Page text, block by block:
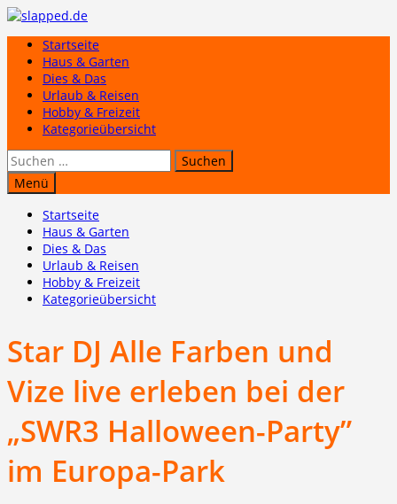
Zum
springenStartseite
Haus & Garten
Dies & Das
Urlaub & Reisen
Hobby & Freizeit
Kategorieübersicht
Suchen
nach:
Menü
Startseite
Haus & Garten
Dies & Das
Urlaub & Reisen
Hobby & Freizeit
Kategorieübersicht
Star DJ Alle Farben und
Vize live erleben bei der
„SWR3 Halloween-Party”
im Europa-Park